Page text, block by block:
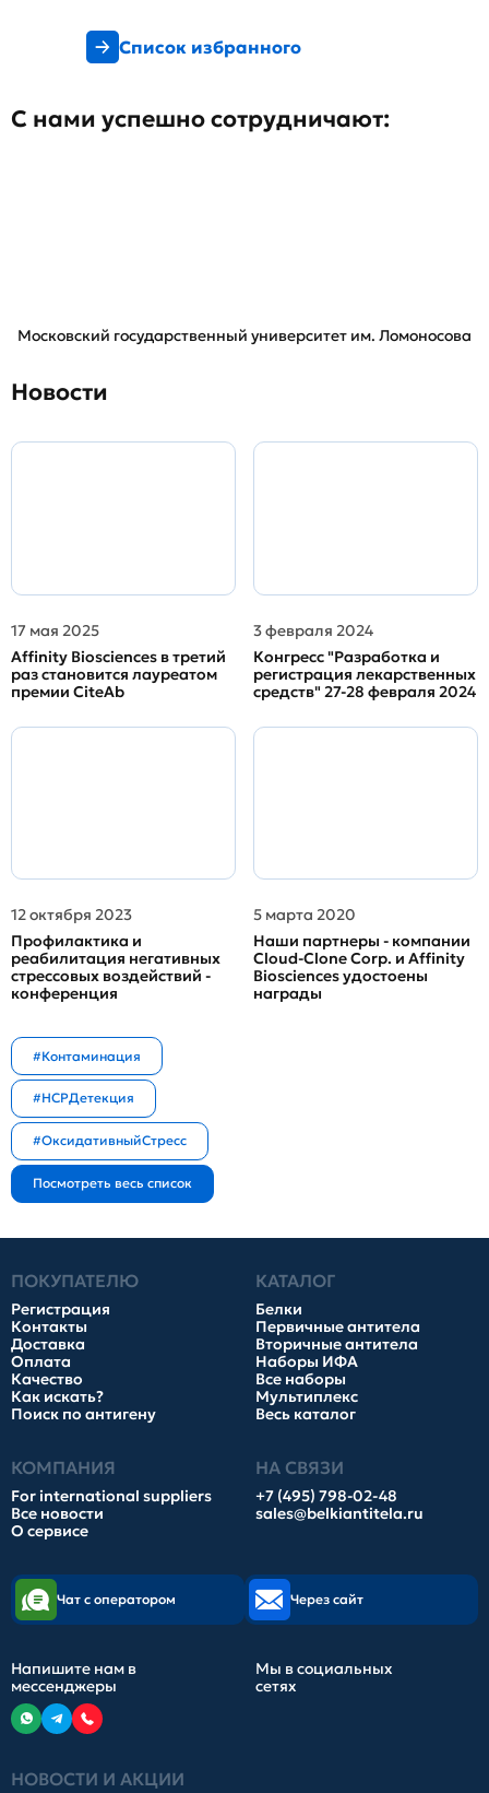
Список избранного
С нами успешно сотрудничают:
Московский государственный университет им. Ломоносова
Новости
17 мая 2025
Affinity Biosciences в третий
раз становится лауреатом
премии CiteAb
3 февраля 2024
Конгресс "Разработка и
регистрация лекарственных
средств" 27-28 февраля 2024
12 октября 2023
Профилактика и
реабилитация негативных
стрессовых воздействий -
конференция
5 марта 2020
Наши партнеры - компании
Cloud-Clone Corp. и Affinity
Biosciences удостоены
награды
#Контаминация
#HCPДетекция
#ОксидативныйСтресс
ПОКУПАТЕЛЮ
Регистрация
Контакты
Доставка
Оплата
Качество
Как искать?
Поиск по антигену
КАТАЛОГ
Белки
Первичные антитела
Вторичные антитела
Наборы ИФА
Все наборы
Мультиплекс
Весь каталог
КОМПАНИЯ
For international suppliers
Все новости
О сервисе
НА СВЯЗИ
+7 (495) 798-02-48
sales@belkiantitela.ru
НОВОСТИ И АКЦИИ
Чат с оператором Через сайт
Напишите нам в
мессенджеры
Мы в социальных
сетях